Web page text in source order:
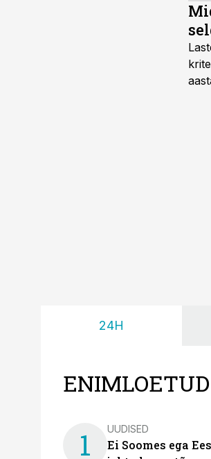
24H
ENIMLOETUD
1 UUDISED
Ei Soomes ega